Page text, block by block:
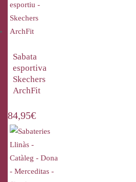
Sabata
esportiva
Skechers
ArchFit
84,95€